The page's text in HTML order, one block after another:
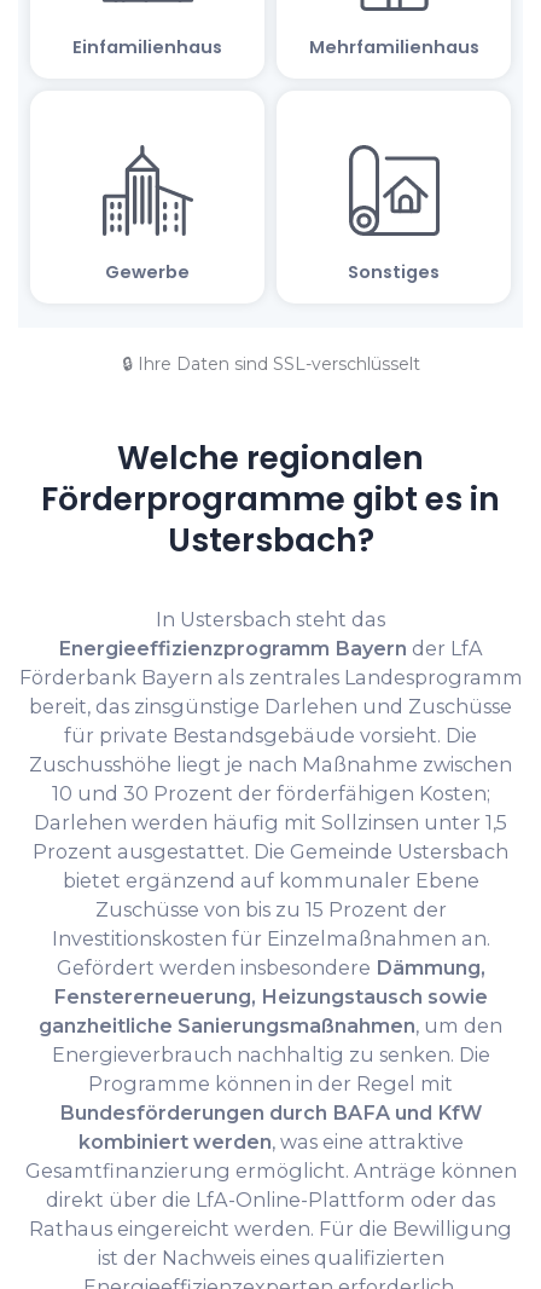
🔒 Ihre Daten sind SSL-verschlüsselt
Welche regionalen
Förderprogramme gibt es in
Ustersbach?
In Ustersbach steht das
Energieeffizienzprogramm Bayern der LfA
Förderbank Bayern als zentrales Landesprogramm
bereit, das zinsgünstige Darlehen und Zuschüsse
für private Bestandsgebäude vorsieht. Die
Zuschusshöhe liegt je nach Maßnahme zwischen
10 und 30 Prozent der förderfähigen Kosten;
Darlehen werden häufig mit Sollzinsen unter 1,5
Prozent ausgestattet. Die Gemeinde Ustersbach
bietet ergänzend auf kommunaler Ebene
Zuschüsse von bis zu 15 Prozent der
Investitionskosten für Einzelmaßnahmen an.
Gefördert werden insbesondere Dämmung,
Fenstererneuerung, Heizungstausch sowie
ganzheitliche Sanierungsmaßnahmen, um den
Energieverbrauch nachhaltig zu senken. Die
Programme können in der Regel mit
Bundesförderungen durch BAFA und KfW
kombiniert werden, was eine attraktive
Gesamtfinanzierung ermöglicht. Anträge können
direkt über die LfA-Online-Plattform oder das
Rathaus eingereicht werden. Für die Bewilligung
ist der Nachweis eines qualifizierten